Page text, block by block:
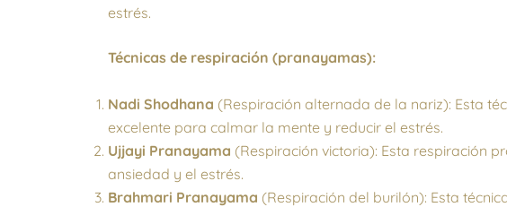
estrés.
Técnicas de respiración (pranayamas):
Nadi Shodhana (Respiración alternada de la nariz): Esta
excelente para calmar la mente y reducir el estrés.
Ujjayi Pranayama (Respiración victoria): Esta respiración
ansiedad y el estrés.
Brahmari Pranayama (Respiración del burilón): Esta